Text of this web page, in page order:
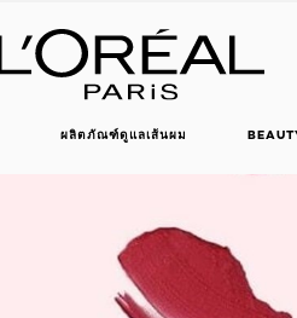
ผลิตภัณฑ์ดูแลเส้นผม